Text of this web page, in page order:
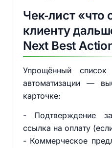
Чек‑лист «что
клиенту
Next Best
Упрощённый
автоматизации —
карточке:
- Подтверждение
ссылка на оплату
- Коммерческое